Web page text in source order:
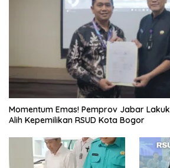
Momentum Emas! Pemprov Jabar
Alih Kepemilikan RSUD Kota Bogor